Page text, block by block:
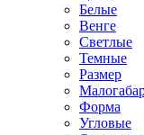
Белые
Венге
Светлые
Темные
Размер
Форма
Угловые